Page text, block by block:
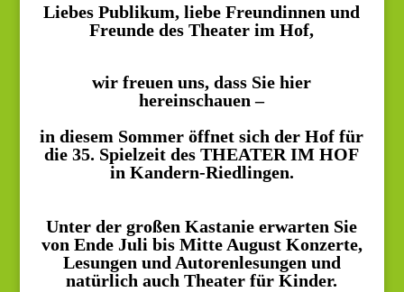
Liebes Publikum, liebe Freundinnen und
Freunde des Theater im Hof,
wir freuen uns, dass Sie hier
hereinschauen –
in diesem Sommer öffnet sich der Hof für
die 35. Spielzeit des THEATER IM HOF
in Kandern-Riedlingen.
Unter der großen Kastanie erwarten Sie
von Ende Juli bis Mitte August Konzerte,
Lesungen und Autorenlesungen und
natürlich auch Theater für Kinder.